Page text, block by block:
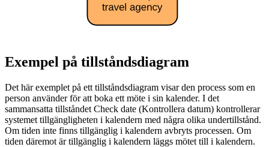
Exempel på tillståndsdiagram
Det här exemplet på ett tillståndsdiagram visar den process som en
person använder för att boka ett möte i sin kalender. I det
sammansatta tillståndet Check date (Kontrollera datum) kontrollerar
systemet tillgängligheten i kalendern med några olika undertillstånd.
Om tiden inte finns tillgänglig i kalendern avbryts processen. Om
tiden däremot är tillgänglig i kalendern läggs mötet till i kalendern.